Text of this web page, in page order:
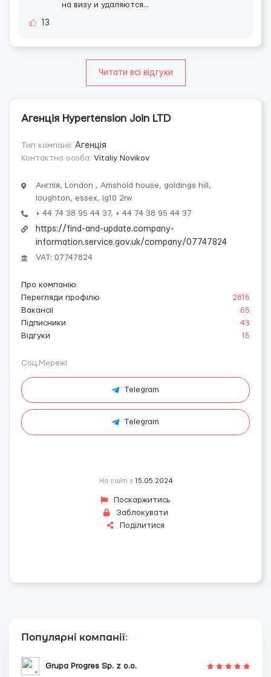
на визу и удаляются...
13
Читати всі відгуки
Агенція Hypertension Join LTD
Тип компанії: Агенція
Контактна особа: Vitaliy Novikov
Англія, London , Amshold house, goldings hill,
loughton, essex, ig10 2rw
+ 44 74 38 95 44 37, + 44 74 38 95 44 37
https://find-and-update.company-
information.service.gov.uk/company/07747824
VAT: 07747824
Про компанію:
Перегляди профілю
2816
Вакансії
65
Підписники
43
Відгуки
15
Соц.Мережі
Telegram
Telegram
На сайті з 15.05.2024
Поскаржитись
Заблокувати
Поділитися
Популярні компанії:
Grupa Progres Sp. z o.o.